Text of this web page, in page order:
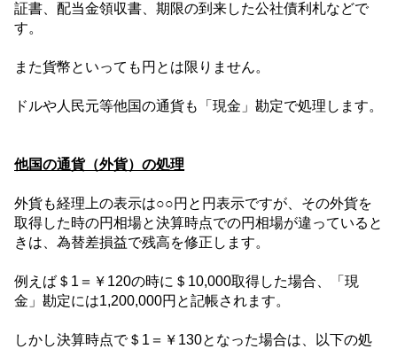
証書、配当金領収書、期限の到来した公社債利札などで
す。
また貨幣といっても円とは限りません。
ドルや人民元等他国の通貨も「現金」勘定で処理します。
他国の通貨（外貨）の処理
外貨も経理上の表示は○○円と円表示ですが、その外貨を
取得した時の円相場と決算時点での円相場が違っていると
きは、為替差損益で残高を修正します。
例えば＄ 1 ＝￥ 120の時に＄ 10,000取得した場合、「現
金」勘定には1,200,000円と記帳されます。
しかし決算時点で＄ 1 ＝￥ 130となった場合は、以下の処